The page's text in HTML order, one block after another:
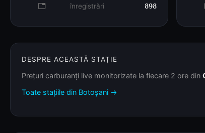
database înregistrări 898
DESPRE ACEASTĂ STAȚIE
Prețuri carburanți live monitorizate la fiecare 2 ore din
Toate stațiile din Botoșani →